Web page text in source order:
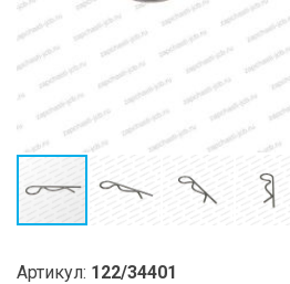
Артикул: 122/34401